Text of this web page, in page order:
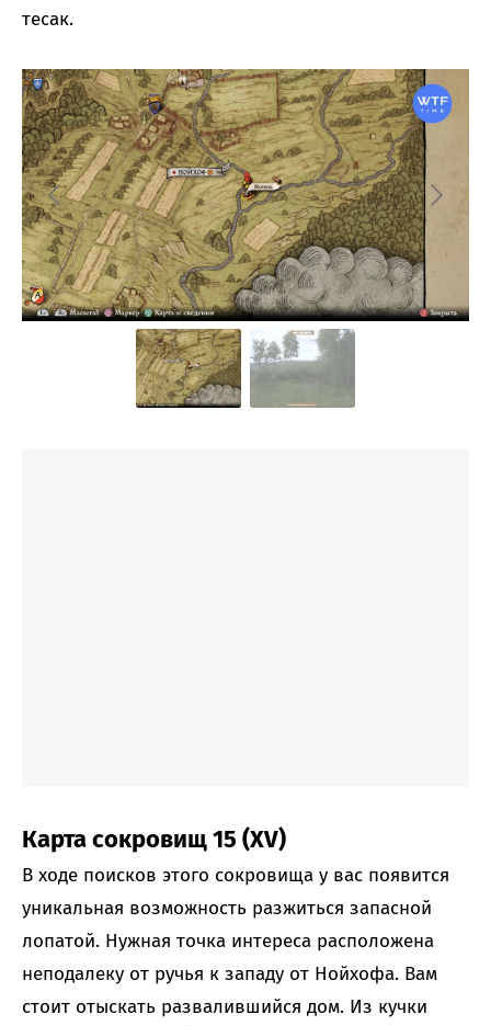
тесак.
Карта сокровищ 15 (XV)
В ходе поисков этого сокровища у вас появится
уникальная возможность разжиться запасной
лопатой. Нужная точка интереса расположена
неподалеку от ручья к западу от Нойхофа. Вам
стоит отыскать развалившийся дом. Из кучки